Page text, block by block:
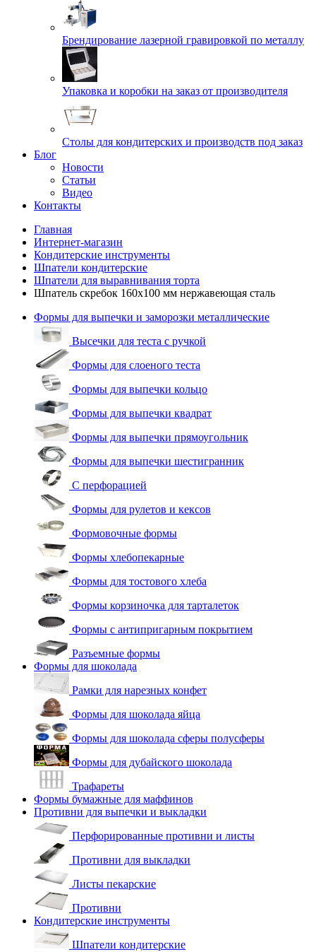
Брендирование лазерной гравировкой по металлу
Упаковка и коробки на заказ от производителя
Cтолы для кондитерских и производств под заказ
Блог
Новости
Статьи
Видео
Контакты
Главная
Интернет-магазин
Кондитерские инструменты
Шпатели кондитерские
Шпатели для выравнивания торта
Шпатель скребок 160х100 мм нержавеющая сталь
Формы для выпечки и заморозки металлические
Высечки для теста с ручкой
Формы для слоеного теста
Формы для выпечки кольцо
Формы для выпечки квадрат
Формы для выпечки прямоугольник
Формы для выпечки шестигранник
С перфорацией
Формы для рулетов и кексов
Формовочные формы
Формы хлебопекарные
Формы для тостового хлеба
Формы корзиночка для тарталеток
Формы с антипригарным покрытием
Разъемные формы
Формы для шоколада
Рамки для нарезных конфет
Формы для шоколада яйца
Формы для шоколада сферы полусферы
Формы для дубайского шоколада
Трафареты
Формы бумажные для маффинов
Противни для выпечки и выкладки
Перфорированные противни и листы
Противни для выкладки
Листы пекарские
Противни
Кондитерские инструменты
Шпатели кондитерские